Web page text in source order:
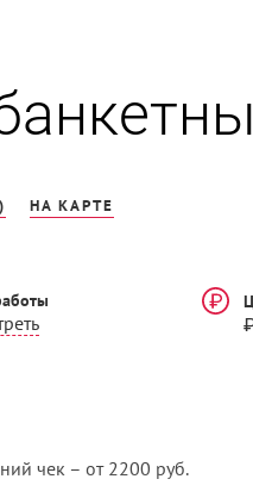
НА КАРТЕ
чек – от 2200 руб.